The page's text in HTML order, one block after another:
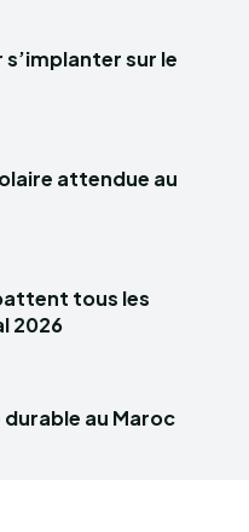
s’implanter sur le
attendue au
tous les
2026
au Maroc